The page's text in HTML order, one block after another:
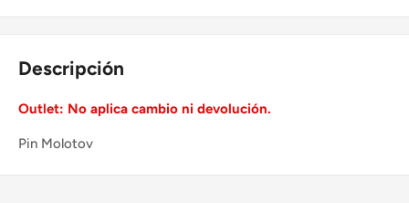
Descripción
Outlet: No aplica cambio ni devolución.
Pin Molotov